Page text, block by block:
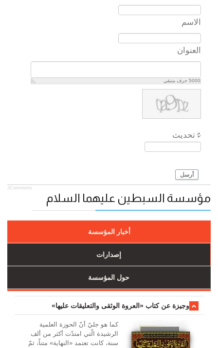
الاسم
العنوان
5000 حرف متبقي
تحديث
أرسل
JComments
مؤسسة السبطين عليهما السلام
أخبار المؤسسة
إصدارات
حول المؤسسة
وجیزة عن کتاب «العروة الوثقی والتعلیقات علیها»
کما هو جليّ أنّ الحوزة العلمیة
الرشیدة الّتي امتدّت أكثر من ألف
سنة، كانت تعتمد «النهاية» متناً، ثمّ